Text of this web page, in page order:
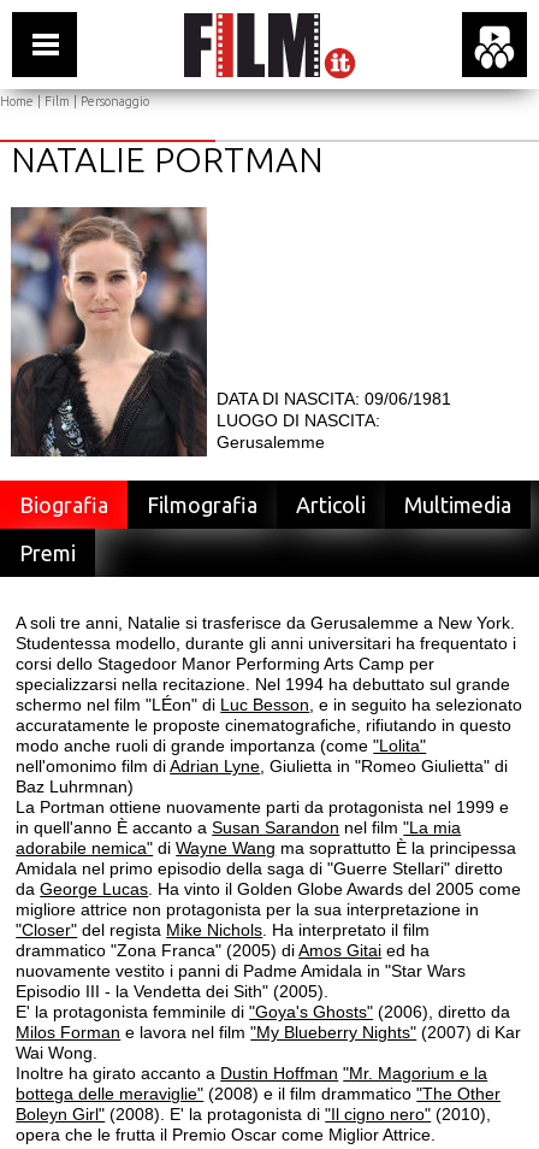
Home|Film| Personaggio
NATALIE PORTMAN
DATA DI NASCITA: 09/06/1981
LUOGO DI NASCITA:
Gerusalemme
Biografia Filmografia Articoli
Multimedia
Premi
A soli tre anni, Natalie si trasferisce da Gerusalemme a New York.
Studentessa modello, durante gli anni universitari ha frequentato i
corsi dello Stagedoor Manor Performing Arts Camp per
specializzarsi nella recitazione. Nel 1994 ha debuttato sul grande
schermo nel film "LÉon" di Luc Besson , e in seguito ha selezionato
accuratamente le proposte cinematografiche, rifiutando in questo
modo anche ruoli di grande importanza (come"Lolita"
nell'omonimo film diAdrian Lyne , Giulietta in "Romeo Giulietta" di
Baz Luhrmnan)
La Portman ottiene nuovamente parti da protagonista nel 1999 e
in quell'anno È accanto aSusan Sarandon nel film"La mia
adorabile nemica" diWayne Wang ma soprattutto È la principessa
Amidala nel primo episodio della saga di "Guerre Stellari" diretto
daGeorge Lucas . Ha vinto il Golden Globe Awards del 2005 come
migliore attrice non protagonista per la sua interpretazione in
"Closer" del regista Mike Nichols . Ha interpretato il film
drammatico "Zona Franca" (2005) diAmos Gitai ed ha
nuovamente vestito i panni di Padme Amidala in "Star Wars
Episodio III - la Vendetta dei Sith" (2005).
E' la protagonista femminile di"Goya's Ghosts" (2006), diretto da
Milos Forman e lavora nel film"My Blueberry Nights" (2007) di Kar
Wai Wong.
Inoltre ha girato accanto a Dustin Hoffman "Mr. Magorium e la
bottega delle meraviglie" (2008) e il film drammatico"The Other
Boleyn Girl" (2008). E' la protagonista di"Il cigno nero" (2010),
opera che le frutta il Premio Oscar come Miglior Attrice.